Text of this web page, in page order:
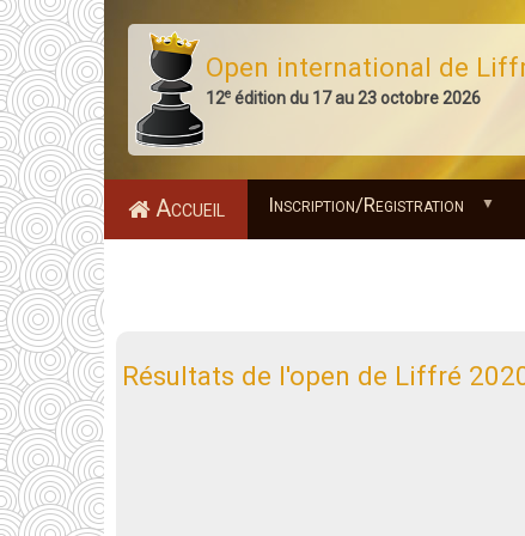
Aller
au
contenu
principal
Open international de
12e édition du 17 au 23 octobre 2026
Accueil Inscription/Registration
Résultats de l'open de Liffré